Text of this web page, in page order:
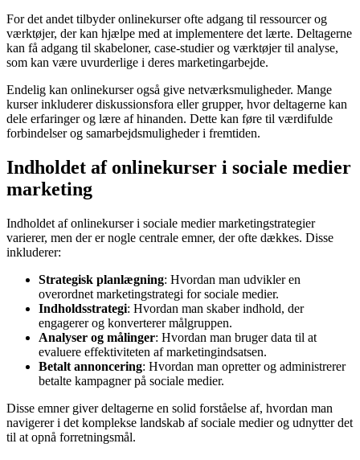
For det andet tilbyder onlinekurser ofte adgang til ressourcer og
værktøjer, der kan hjælpe med at implementere det lærte. Deltagerne
kan få adgang til skabeloner, case-studier og værktøjer til analyse,
som kan være uvurderlige i deres marketingarbejde.
Endelig kan onlinekurser også give netværksmuligheder. Mange
kurser inkluderer diskussionsfora eller grupper, hvor deltagerne kan
dele erfaringer og lære af hinanden. Dette kan føre til værdifulde
forbindelser og samarbejdsmuligheder i fremtiden.
Indholdet af onlinekurser i sociale medier
marketing
Indholdet af onlinekurser i sociale medier marketingstrategier
varierer, men der er nogle centrale emner, der ofte dækkes. Disse
inkluderer:
Strategisk planlægning: Hvordan man udvikler en
overordnet marketingstrategi for sociale medier.
Indholdsstrategi: Hvordan man skaber indhold, der
engagerer og konverterer målgruppen.
Analyser og målinger: Hvordan man bruger data til at
evaluere effektiviteten af marketingindsatsen.
Betalt annoncering: Hvordan man opretter og administrerer
betalte kampagner på sociale medier.
Disse emner giver deltagerne en solid forståelse af, hvordan man
navigerer i det komplekse landskab af sociale medier og udnytter det
til at opnå forretningsmål.